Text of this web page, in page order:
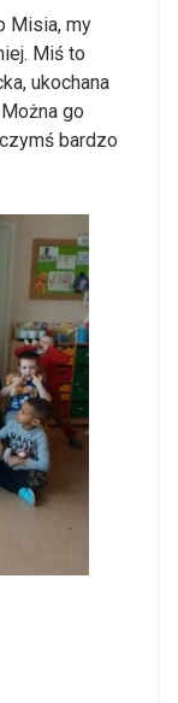
Misia, my
Miś to
ukochana
go
bardzo